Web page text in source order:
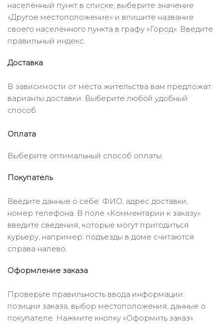
населённый пункт в списке, выберите значение
«Другое местоположение» и впишите название
своего населённого пункта в графу «Город». Введите
правильный индекс.
Доставка
В зависимости от места жительства вам предложат
варианты доставки. Выберите любой удобный
способ.
Оплата
Выберите оптимальный способ оплаты.
Покупатель
Введите данные о себе: ФИО, адрес доставки,
номер телефона. В поле «Комментарии к заказу»
введите сведения, которые могут пригодиться
курьеру, например: подъезды в доме считаются
справа налево.
Оформление заказа
Проверьте правильность ввода информации:
позиции заказа, выбор местоположения, данные о
покупателе. Нажмите кнопку «Оформить заказ».